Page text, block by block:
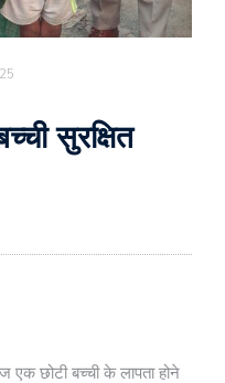
सुरक्षित
एक छोटी बच्ची के लापता होने